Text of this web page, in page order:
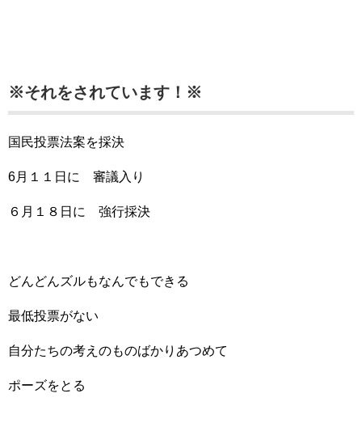
※それをされています！※
国民投票法案を採決
6月１１日に 審議入り
６月１８日に 強行採決
どんどんズルもなんでもできる
最低投票がない
自分たちの考えのものばかりあつめて
ポーズをとる